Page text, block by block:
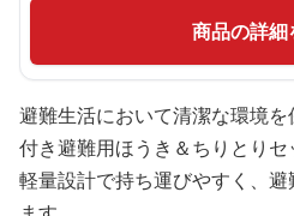
商品の詳細
避難生活において清潔な環境
付き避難用ほうき＆ちりとりセ
軽量設計で持ち運びやすく、